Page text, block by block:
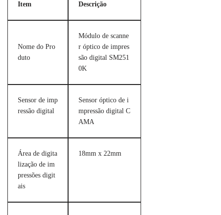
Item Descrição
Nome do Pro
duto
Módulo de scanne
r óptico de impres
são digital SM251
0K
Sensor de imp
ressão digital
Sensor óptico de i
mpressão digital C
AMA
Área de digita
lização de im
pressões digit
ais
18mm x 22mm